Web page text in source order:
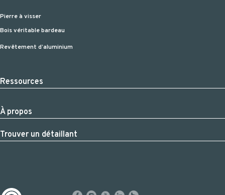
Pierre à visser
Bois véritable bardeau
Revêtement d’aluminium
Ressources
À propos
Trouver un détaillant